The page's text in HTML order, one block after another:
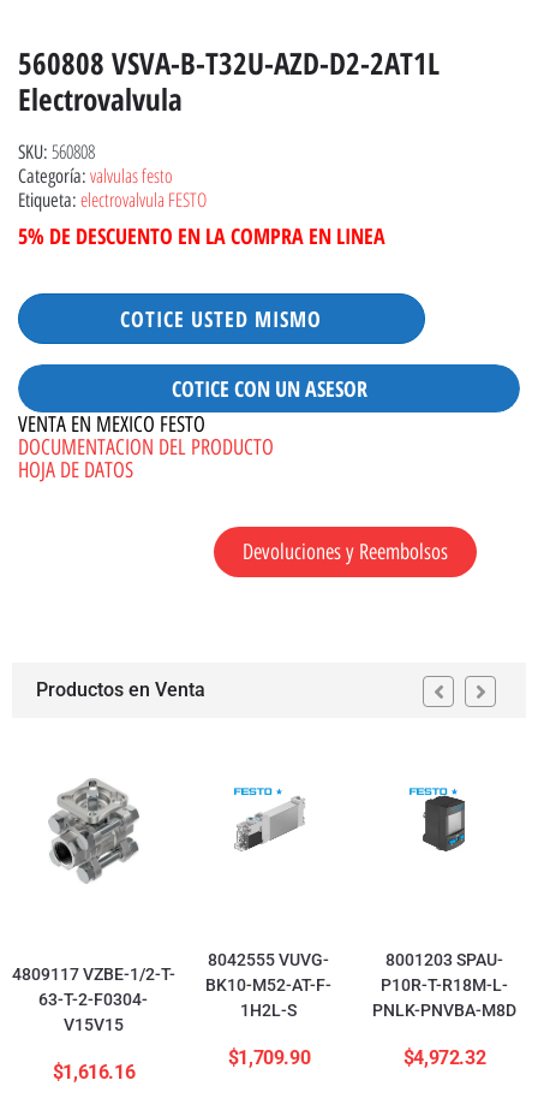
560808 VSVA-B-T32U-AZD-D2-2AT1L
Electrovalvula
SKU: 560808
Categoría: valvulas festo
Etiqueta: electrovalvula FESTO
5% DE DESCUENTO EN LA COMPRA EN LINEA
COTICE USTED MISMO
COTICE CON UN ASESOR
VENTA EN MEXICO FESTO
DOCUMENTACION DEL PRODUCTO
HOJA DE DATOS
Devoluciones y Reembolsos
Productos en Venta
4809117 VZBE-1/2-T-
63-T-2-F0304-
V15V15
$1,616.16
8042555 VUVG-
BK10-M52-AT-F-
1H2L-S
$1,709.90
8001203 SPAU-
P10R-T-R18M-L-
PNLK-PNVBA-M8D
$4,972.32